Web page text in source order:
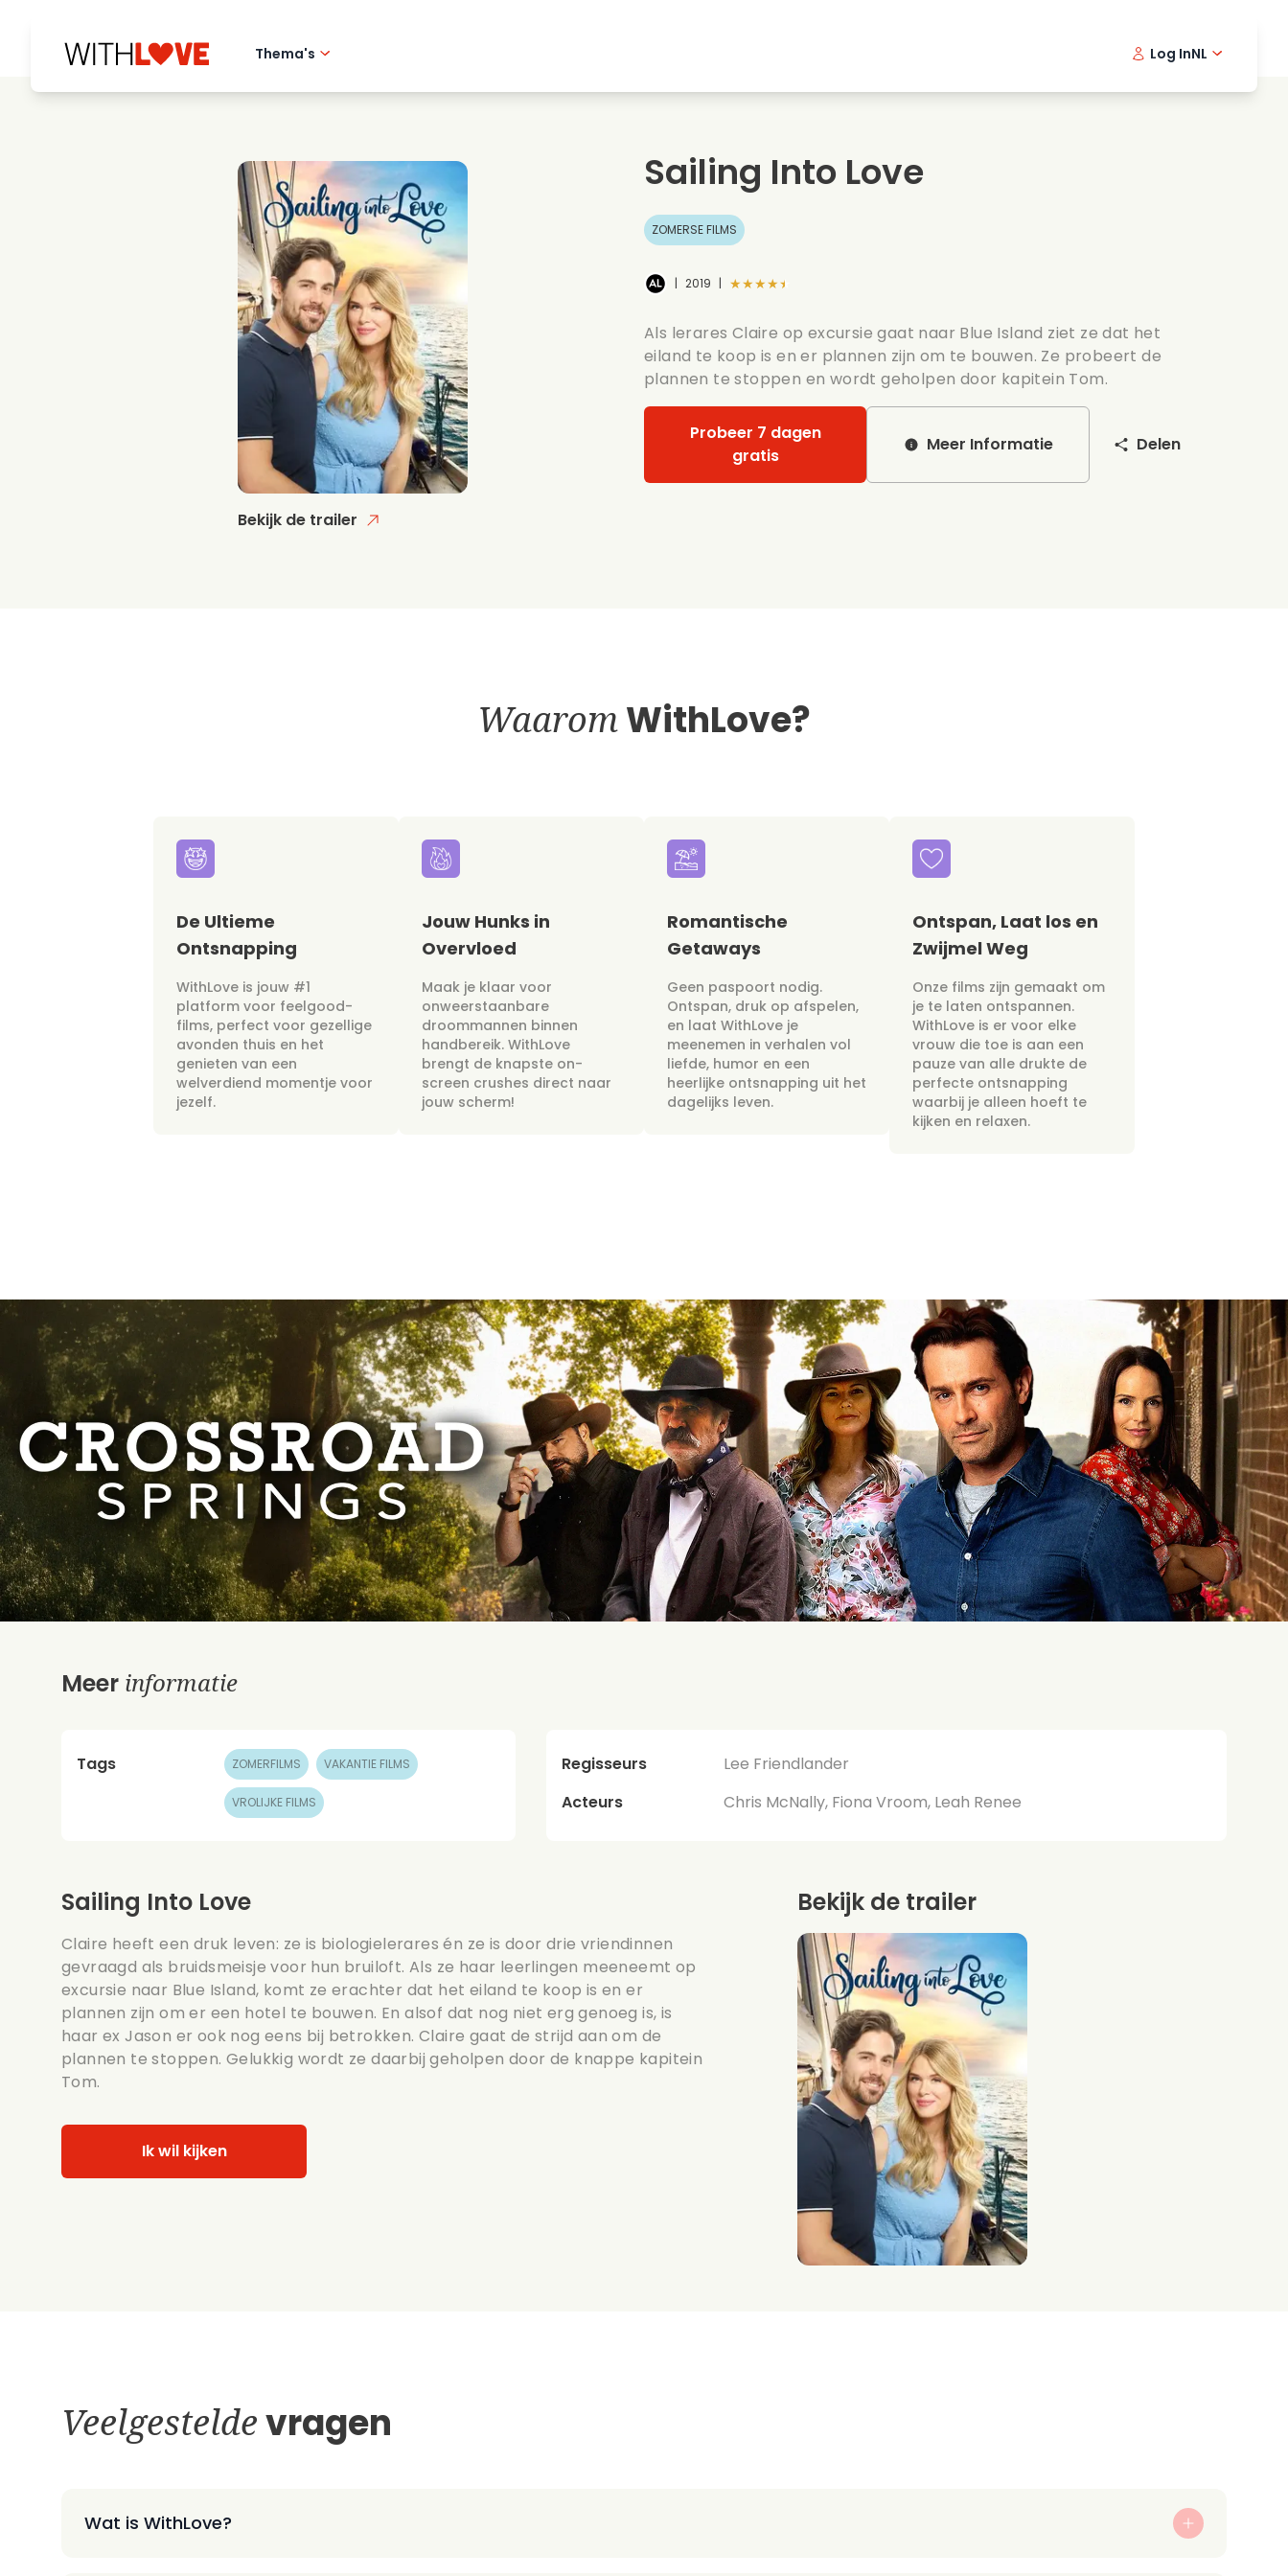
Thema's
Mysteries
Zomerse films
Date films
Romantische series
Bruiloft
Log InNL
Bekijk de trailer
Sailing Into Love
ZOMERSE FILMS
| 2019 | ★★★★★
Als lerares Claire op excursie gaat naar Blue Island ziet ze dat het
eiland te koop is en er plannen zijn om te bouwen. Ze probeert de
plannen te stoppen en wordt geholpen door kapitein Tom.
Probeer 7 dagen
gratis
Meer Informatie Delen
WaaromWithLove?
De Ultieme
Ontsnapping
WithLove is jouw #1
platform voor feelgood-
films, perfect voor gezellige
avonden thuis en het
genieten van een
welverdiend momentje voor
jezelf.
Jouw Hunks in
Overvloed
Maak je klaar voor
onweerstaanbare
droommannen binnen
handbereik. WithLove
brengt de knapste on-
screen crushes direct naar
jouw scherm!
Romantische
Getaways
Geen paspoort nodig.
Ontspan, druk op afspelen,
en laat WithLove je
meenemen in verhalen vol
liefde, humor en een
heerlijke ontsnapping uit het
dagelijks leven.
Ontspan, Laat los en
Zwijmel Weg
Onze films zijn gemaakt om
je te laten ontspannen.
WithLove is er voor elke
vrouw die toe is aan een
pauze van alle drukte de
perfecte ontsnapping
waarbij je alleen hoeft te
kijken en relaxen.
Meer informatie
Tags ZOMERFILMS VAKANTIE FILMS
VROLIJKE FILMS
Regisseurs
Lee Friendlander
Acteurs
Chris McNally, Fiona Vroom, Leah Renee
Sailing Into Love
Claire heeft een druk leven: ze is biologielerares én ze is door drie vriendinnen
gevraagd als bruidsmeisje voor hun bruiloft. Als ze haar leerlingen meeneemt op
excursie naar Blue Island, komt ze erachter dat het eiland te koop is en er
plannen zijn om er een hotel te bouwen. En alsof dat nog niet erg genoeg is, is
haar ex Jason er ook nog eens bij betrokken. Claire gaat de strijd aan om de
plannen te stoppen. Gelukkig wordt ze daarbij geholpen door de knappe kapitein
Tom.
Ik wil kijken
Bekijk de trailer
Veelgesteldevragen
Wat is WithLove?